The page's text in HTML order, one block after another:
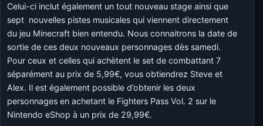
Celui-ci inclut également un tout nouveau stage ainsi que
sept nouvelles pistes musicales qui viennent directement
du jeu Minecraft bien entendu. Nous connaitrons la date de
sortie de ces deux nouveaux personnages dès samedi.
Pour ceux et celles qui achètent le set de combattant 7
séparément au prix de 5,99€, vous obtiendrez Steve et
Alex. Il est également possible d’obtenir les deux
personnages en achetant le Fighters Pass Vol. 2 sur le
Nintendo eShop à un prix de 29,99€.